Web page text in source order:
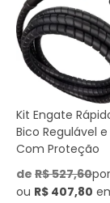
Kit Engate
Bico Regulável
Com Proteção
de R$ 527,60por
ou R$ 407,80